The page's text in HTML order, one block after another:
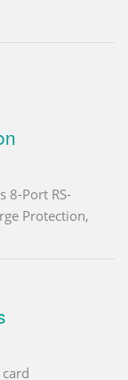
8-Port RS-
Protection,
card